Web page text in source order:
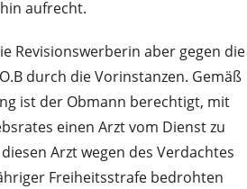
aufrecht.
Revisionswerberin aber gegen die
durch die Vorinstanzen. Gemäß
ist der Obmann berechtigt, mit
einen Arzt vom Dienst zu
Arzt wegen des Verdachtes
Freiheitsstrafe bedrohten